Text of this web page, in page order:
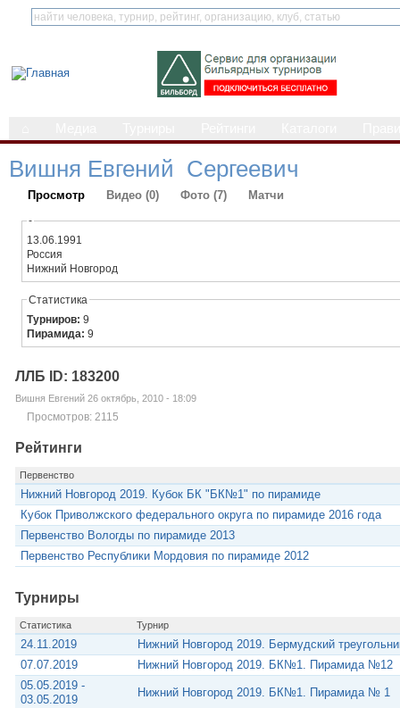
Вишня Евгений Сергеевич
Просмотр Видео (0) Фото (7) Матчи
-
13.06.1991
Россия
Нижний Новгород
Статистика
Турниров:9
Пирамида:9
ЛЛБ ID: 183200
Вишня Евгений 26 октябрь, 2010 - 18:09
Просмотров: 2115
Рейтинги
Первенство
Нижний Новгород 2019. Кубок БК "БК№1" по пирамиде
Кубок Приволжского федерального округа по пирамиде 2016 года
Первенство Вологды по пирамиде 2013
Первенство Республики Мордовия по пирамиде 2012
Турниры
Статистика Турнир
24.11.2019
Нижний Новгород 2019. Бермудский
07.07.2019
Нижний Новгород 2019. БК№1. Пирамида №12
05.05.2019 -
03.05.2019
Нижний Новгород 2019. БК№1. Пирамида № 1